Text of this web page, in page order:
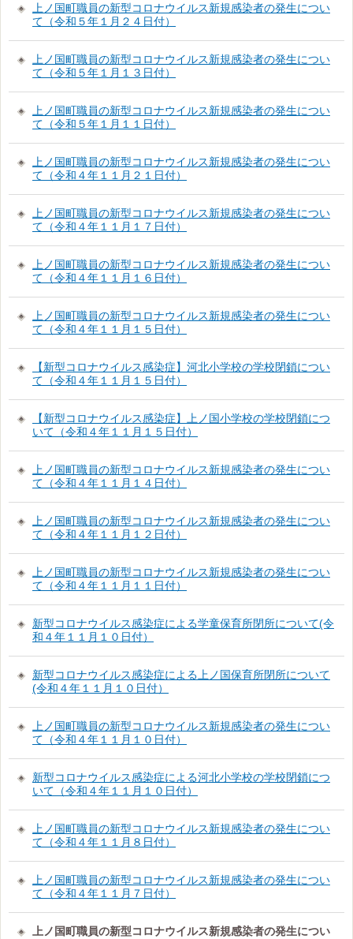
上ノ国町職員の新型コロナウイルス新規感染者の発生につい
て（令和５年１月２４日付）
上ノ国町職員の新型コロナウイルス新規感染者の発生につい
て（令和５年１月１３日付）
上ノ国町職員の新型コロナウイルス新規感染者の発生につい
て（令和５年１月１１日付）
上ノ国町職員の新型コロナウイルス新規感染者の発生につい
て（令和４年１１月２１日付）
上ノ国町職員の新型コロナウイルス新規感染者の発生につい
て（令和４年１１月１７日付）
上ノ国町職員の新型コロナウイルス新規感染者の発生につい
て（令和４年１１月１６日付）
上ノ国町職員の新型コロナウイルス新規感染者の発生につい
て（令和４年１１月１５日付）
【新型コロナウイルス感染症】河北小学校の学校閉鎖につい
て（令和４年１１月１５日付）
【新型コロナウイルス感染症】上ノ国小学校の学校閉鎖につ
いて（令和４年１１月１５日付）
上ノ国町職員の新型コロナウイルス新規感染者の発生につい
て（令和４年１１月１４日付）
上ノ国町職員の新型コロナウイルス新規感染者の発生につい
て（令和４年１１月１２日付）
上ノ国町職員の新型コロナウイルス新規感染者の発生につい
て（令和４年１１月１１日付）
新型コロナウイルス感染症による学童保育所閉所について(令
和４年１１月１０日付）
新型コロナウイルス感染症による上ノ国保育所閉所について
(令和４年１１月１０日付）
上ノ国町職員の新型コロナウイルス新規感染者の発生につい
て（令和４年１１月１０日付）
新型コロナウイルス感染症による河北小学校の学校閉鎖につ
いて（令和４年１１月１０日付）
上ノ国町職員の新型コロナウイルス新規感染者の発生につい
て（令和４年１１月８日付）
上ノ国町職員の新型コロナウイルス新規感染者の発生につい
て（令和４年１１月７日付）
上ノ国町職員の新型コロナウイルス新規感染者の発生につい